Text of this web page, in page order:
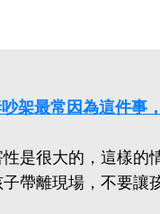
架最常因為這件事
是很大的，這樣的
帶離現場，不要讓